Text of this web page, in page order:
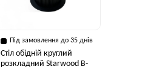
Під замовлення до 35 днів
Стіл обідній круглий
розкладний Starwood B-